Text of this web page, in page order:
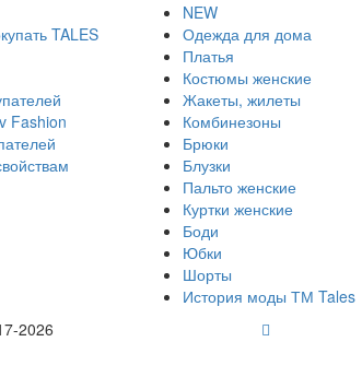
TALES
Fashion
NEW
Одежда для дома
Платья
Костюмы женские
Жакеты, жилеты
Комбинезоны
Брюки
Блузки
Пальто женские
Куртки женские
Боди
Юбки
Шорты
История моды ТМ Tales
2026